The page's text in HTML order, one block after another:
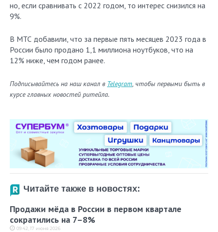
но, если сравнивать с 2022 годом, то интерес снизился на
9%.
В МТС добавили, что за первые пять месяцев 2023 года в
России было продано 1,1 миллиона ноутбуков, что на
12% ниже, чем годом ранее.
Подписывайтесь на наш канал в Telegram, чтобы первыми быть в
курсе главных новостей ритейла.
Читайте также в новостях:
Продажи мёда в России в первом квартале
сократились на 7–8%
09:42, 17 июня 2026